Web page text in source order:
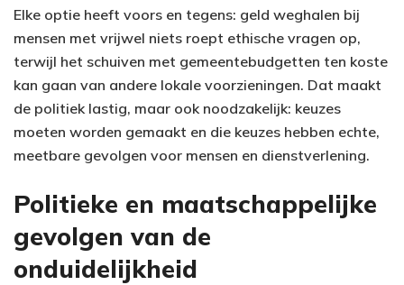
Elke optie heeft voors en tegens: geld weghalen bij
mensen met vrijwel niets roept ethische vragen op,
terwijl het schuiven met gemeentebudgetten ten koste
kan gaan van andere lokale voorzieningen. Dat maakt
de politiek lastig, maar ook noodzakelijk: keuzes
moeten worden gemaakt en die keuzes hebben echte,
meetbare gevolgen voor mensen en dienstverlening.
Politieke en maatschappelijke
gevolgen van de
onduidelijkheid